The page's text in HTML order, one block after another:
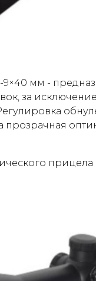
9×40 мм -
за
прозрачная
прицела